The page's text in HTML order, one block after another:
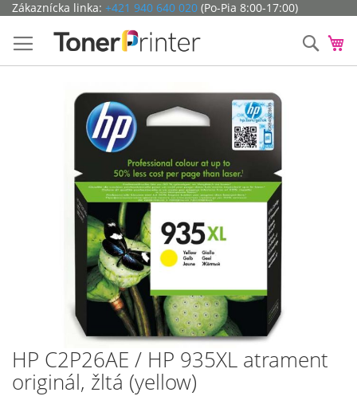
Preskočiť
obsah
Zákaznícka linka: +421 940 640 020 (Po-Pia 8:00-17:00)
HP C2P26AE / HP 935XL atrament
originál, žltá (yellow)
Preskočiť
na
začiatok